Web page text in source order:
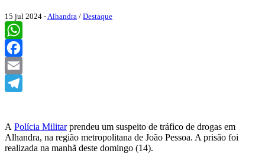
15 jul 2024 - Alhandra / Destaque
WhatsApp
Facebook
Email
A Polícia Militarprendeu um suspeito de tráfico de drogas em
Alhandra, na região metropolitana de João Pessoa. A prisão foi
realizada na manhã deste domingo (14).